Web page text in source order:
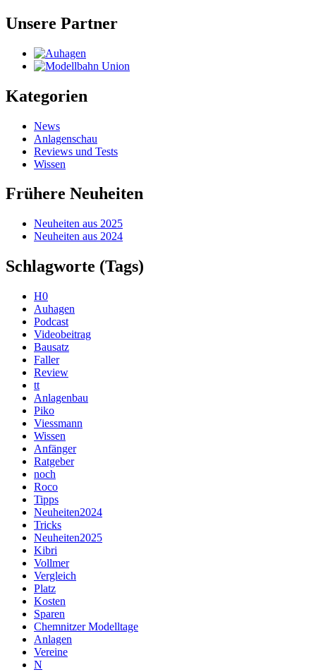
Unsere Partner
Kategorien
News
Anlagenschau
Reviews und Tests
Wissen
Frühere Neuheiten
Neuheiten aus 2025
Neuheiten aus 2024
Schlagworte (Tags)
H0
Auhagen
Podcast
Videobeitrag
Bausatz
Faller
Review
tt
Anlagenbau
Piko
Viessmann
Wissen
Anfänger
Ratgeber
noch
Roco
Tipps
Neuheiten2024
Tricks
Neuheiten2025
Kibri
Vollmer
Vergleich
Platz
Kosten
Sparen
Chemnitzer Modelltage
Anlagen
Vereine
N